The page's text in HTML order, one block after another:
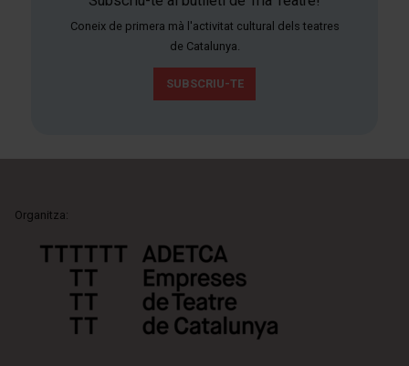
Coneix de primera mà l'activitat cultural dels teatres
de Catalunya.
SUBSCRIU-TE
Organitza: